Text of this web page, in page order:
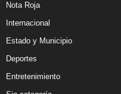
Nota Roja
Internacional
Estado y Municipio
Deportes
Entretenimiento